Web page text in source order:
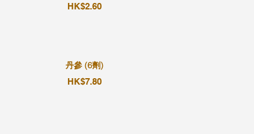
HK$2.60
丹參 (6劑)
HK$7.80